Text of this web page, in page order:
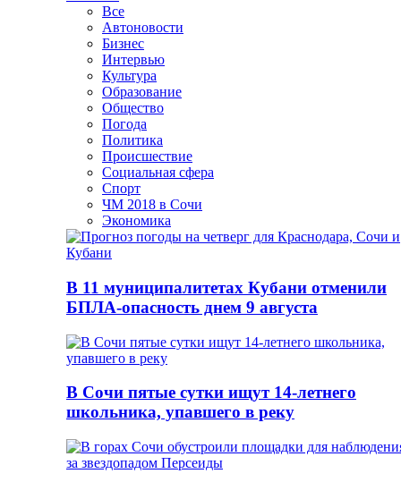
Все
Автоновости
Бизнес
Интервью
Культура
Образование
Общество
Погода
Политика
Происшествие
Социальная сфера
Спорт
ЧМ 2018 в Сочи
Экономика
В 11 муниципалитетах Кубани отменили
БПЛА-опасность днем 9 августа
В Сочи пятые сутки ищут 14-летнего
школьника, упавшего в реку